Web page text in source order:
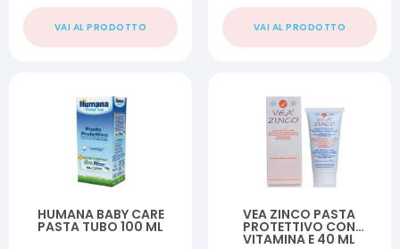
VAI AL PRODOTTO VAI AL PRODOTTO
HUMANA BABY CARE
PASTA TUBO 100 ML
VEA ZINCO PASTA
PROTETTIVO CON
VITAMINA E 40 ML